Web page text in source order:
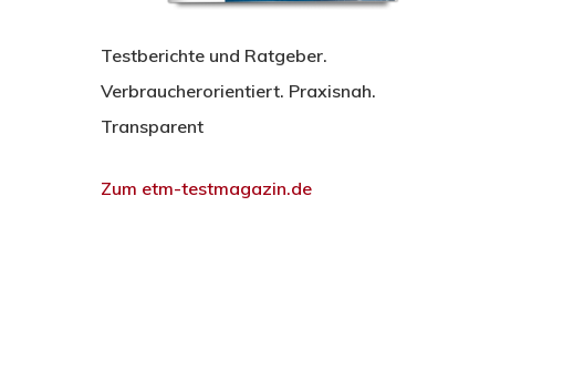
Testberichte und Ratgeber.
Verbraucherorientiert. Praxisnah.
Transparent
Zum etm-testmagazin.de